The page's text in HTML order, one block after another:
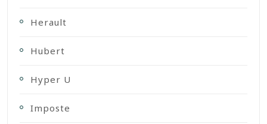
Herault
Hubert
Hyper U
Imposte